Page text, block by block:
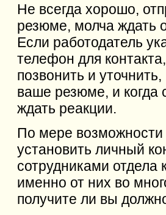
Не всегда хорошо,
резюме, молча ждать
Если работодатель
телефон для
позвонить и
ваше резюме, и когда
ждать реакции.
По мере возможности
установить личный
сотрудниками отдела
именно от них во
получите ли вы